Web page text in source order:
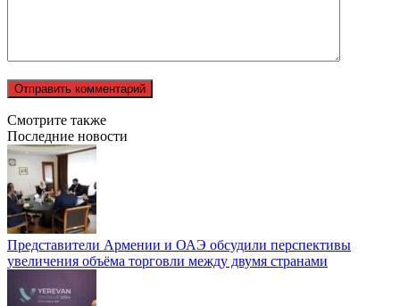
Смотрите также
Последние новости
Представители Армении и ОАЭ обсудили перспективы
увеличения объёма торговли между двумя странами